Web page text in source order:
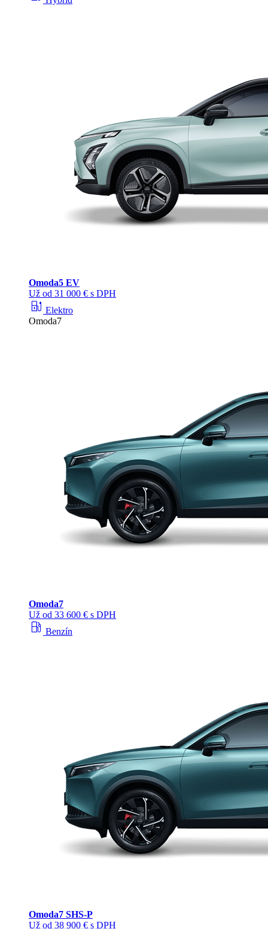
Omoda5 EV
Už od 31 000 € s DPH
ev_station Elektro
Omoda7
Omoda7
Už od 33 600 € s DPH
local_gas_station Benzín
Omoda7 SHS-P
Už od 38 900 € s DPH